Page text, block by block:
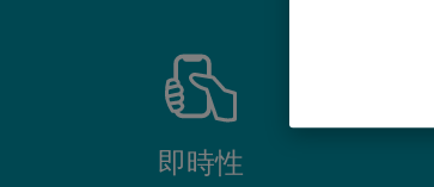
即時性